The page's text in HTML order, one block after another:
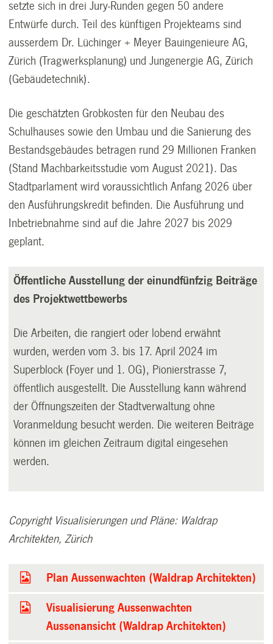
setzte sich in drei Jury-Runden gegen 50 andere
Entwürfe durch. Teil des künftigen Projekteams sind
ausserdem Dr. Lüchinger + Meyer Bauingenieure AG,
Zürich (Tragwerksplanung) und Jungenergie AG, Zürich
(Gebäudetechnik).
Die geschätzten Grobkosten für den Neubau des
Schulhauses sowie den Umbau und die Sanierung des
Bestandsgebäudes betragen rund 29 Millionen Franken
(Stand Machbarkeitsstudie vom August 2021). Das
Stadtparlament wird voraussichtlich Anfang 2026 über
den Ausführungskredit befinden. Die Ausführung und
Inbetriebnahme sind auf die Jahre 2027 bis 2029
geplant.
Öffentliche Ausstellung der einundfünfzig Beiträge
des Projektwettbewerbs
Die Arbeiten, die rangiert oder lobend erwähnt
wurden, werden vom 3. bis 17. April 2024 im
Superblock (Foyer und 1. OG), Pionierstrasse 7,
öffentlich ausgestellt. Die Ausstellung kann während
der Öffnungszeiten der Stadtverwaltung ohne
Voranmeldung besucht werden. Die weiteren Beiträge
können im gleichen Zeitraum digital eingesehen
werden.
Copyright Visualisierungen und Pläne: Waldrap
Architekten, Zürich
Plan Aussenwachten (Waldrap Architekten)
Visualisierung Aussenwachten
Aussenansicht (Waldrap Architekten)